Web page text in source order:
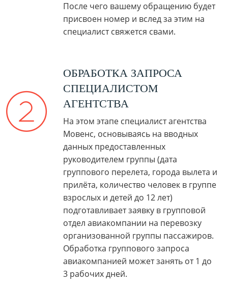
После чего вашему обращению будет
присвоен номер и вслед за этим на
специалист свяжется свами.
ОБРАБОТКА ЗАПРОСА
СПЕЦИАЛИСТОМ
АГЕНТСТВА
На этом этапе специалист агентства
Мовенс, основываясь на вводных
данных предоставленных
руководителем группы (дата
группового перелета, города вылета и
прилёта, количество человек в группе
взрослых и детей до 12 лет)
подготавливает заявку в групповой
отдел авиакомпании на перевозку
организованной группы пассажиров.
Обработка группового запроса
авиакомпанией может занять от 1 до
3 рабочих дней.